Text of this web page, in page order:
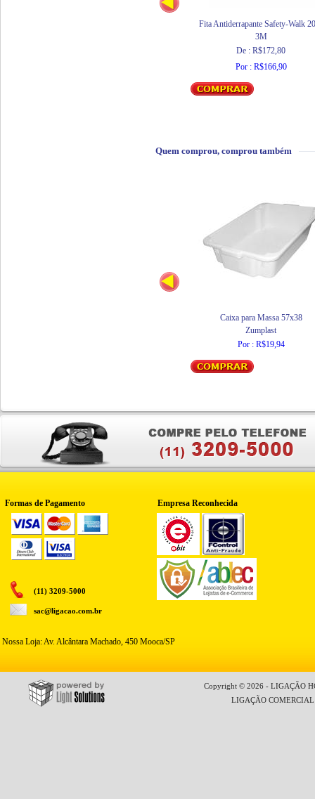
Fita Antiderrapante Safety-Walk
3M
De : R$172,80
Por : R$166,90
Quem comprou, comprou também
Caixa para Massa 57x38
Zumplast
Por : R$19,94
Formas de Pagamento Empresa Reconhecida
(11) 3209-5000
sac@ligacao.com.br
Nossa Loja: Av. Alcântara Machado, 450 Mooca/SP
Copyright © 2026 - LIGAÇÃO
LIGAÇÃO